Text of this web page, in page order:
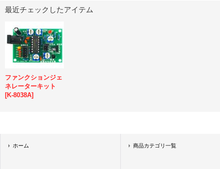
最近チェックしたアイテム
ファンクションジェ
ネレーターキット
[K-8038A]
ホーム 商品カテゴリ一覧